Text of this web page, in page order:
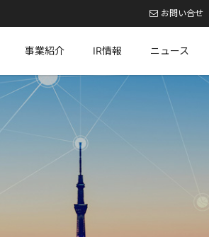
事業紹介 IR情報 ニュース
お問い合せ